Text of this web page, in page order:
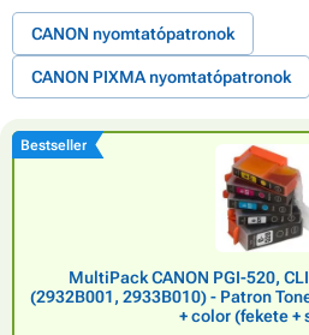
CANON nyomtatópatronok
CANON PIXMA nyomtatópatronok
Bestseller
MultiPack CANON PGI-520,
(2932B001, 2933B010) - Patron
+ color (fekete +